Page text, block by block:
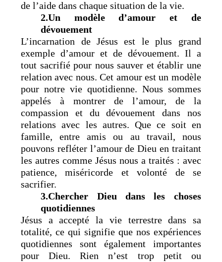
de l’aide dans chaque situation de la vie.
2.Un modèle d’amour et de
dévouement
L’incarnation de Jésus est le plus grand
exemple d’amour et de dévouement. Il a
tout sacrifié pour nous sauver et établir une
relation avec nous. Cet amour est un modèle
pour notre vie quotidienne. Nous sommes
appelés à montrer de l’amour, de la
compassion et du dévouement dans nos
relations avec les autres. Que ce soit en
famille, entre amis ou au travail, nous
pouvons refléter l’amour de Dieu en traitant
les autres comme Jésus nous a traités : avec
patience, miséricorde et volonté de se
sacrifier.
3.Chercher Dieu dans les choses
quotidiennes
Jésus a accepté la vie terrestre dans sa
totalité, ce qui signifie que nos expériences
quotidiennes sont également importantes
pour Dieu. Rien n’est trop petit ou